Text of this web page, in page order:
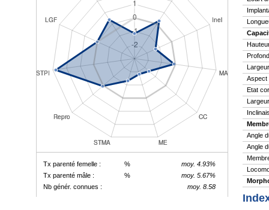
Tx parenté femelle : %
moy. 4.93%
Tx parenté mâle :
%
moy. 5.67%
Nb génér. connues :
moy. 8.58
Aspect
Etat
Angle
Angle